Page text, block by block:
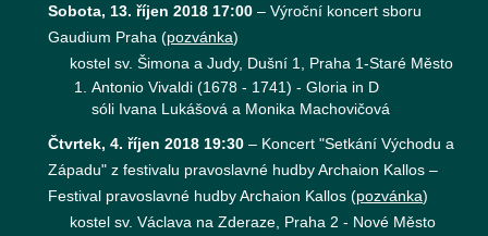
Sobota, 13. říjen 2018 17:00 – Výroční koncert sboru
Gaudium Praha (pozvánka)
kostel sv. Šimona a Judy, Dušní 1, Praha 1-Staré Město
Antonio Vivaldi (1678 - 1741) - Gloria in D
sóli Ivana Lukášová a Monika Machovičová
Čtvrtek, 4. říjen 2018 19:30 – Koncert "Setkání Východu a
Západu" z festivalu pravoslavné hudby Archaion Kallos –
Festival pravoslavné hudby Archaion Kallos (pozvánka)
kostel sv. Václava na Zderaze, Praha 2 - Nové Město